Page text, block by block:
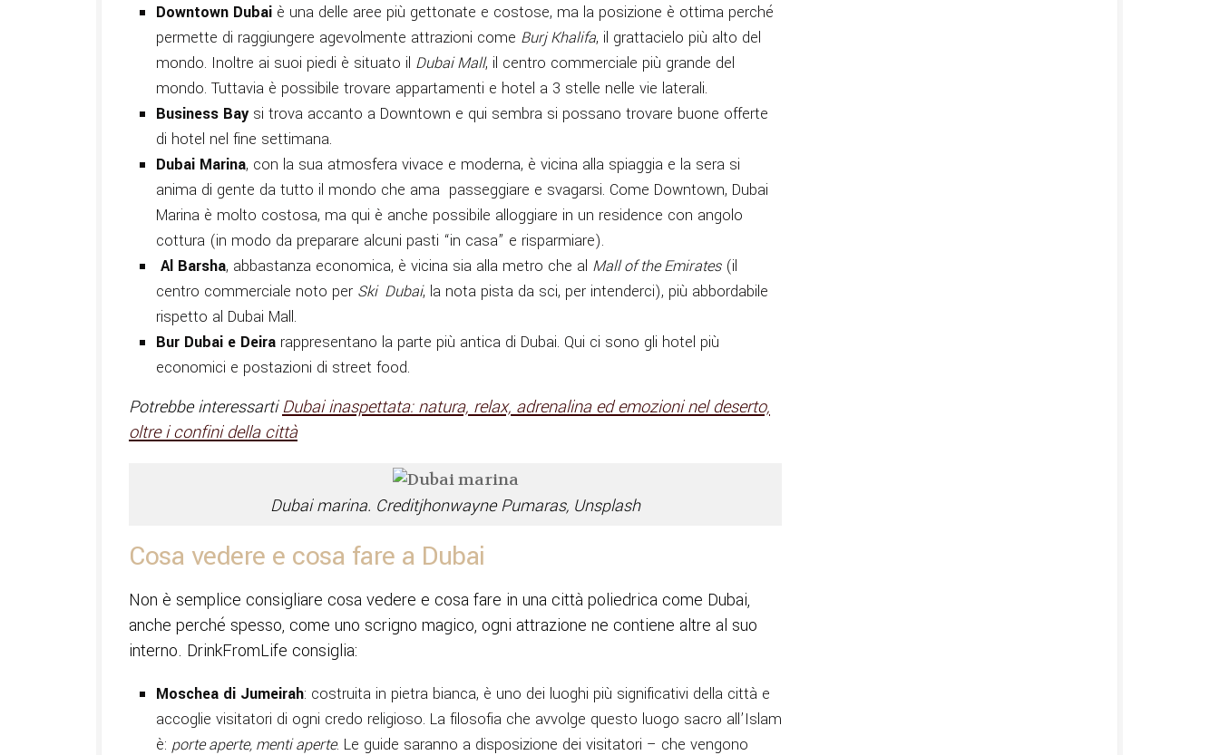
Downtown Dubai è una delle aree più gettonate e costose, ma la posizione è ottima perché
permette di raggiungere agevolmente attrazioni come Burj Khalifa, il grattacielo più alto del
mondo. Inoltre ai suoi piedi è situato il Dubai Mall, il centro commerciale più grande del
mondo. Tuttavia è possibile trovare appartamenti e hotel a 3 stelle nelle vie laterali.
Business Baysi trova accanto a Downtown e qui sembra si possano trovare buone offerte
di hotel nel fine settimana.
Dubai Marina, con la sua atmosfera vivace e moderna, è vicina alla spiaggia e la sera si
anima di gente da tutto il mondo che ama passeggiare e svagarsi. Come Downtown, Dubai
Marina è molto costosa, ma qui è anche possibile alloggiare in un residence con angolo
cottura (in modo da preparare alcuni pasti “in casa” e risparmiare).
Al Barsha, abbastanza economica, è vicina sia alla metro che al Mall of the Emirates(il
centro commerciale noto per Ski Dubai, la nota pista da sci, per intenderci), più abbordabile
rispetto al Dubai Mall.
Bur Dubai e Deira rappresentano la parte più antica di Dubai. Qui ci sono gli hotel più
economici e postazioni di street food.
Potrebbe interessartiDubai inaspettata: natura, relax, adrenalina ed emozioni nel deserto,
oltre i confini della città
Dubai marina. Creditjhonwayne Pumaras, Unsplash
Cosa vedere e cosa fare a Dubai
Non è semplice consigliare cosa vedere e cosa fare in una città poliedrica come Dubai,
anche perché spesso, come uno scrigno magico, ogni attrazione ne contiene altre al suo
interno. DrinkFromLife consiglia:
Moschea di Jumeirah: costruita in pietra bianca, è uno dei luoghi più significativi della città e
accoglie visitatori di ogni credo religioso. La filosofia che avvolge questo luogo sacro all’Islam
è: porte aperte, menti aperte. Le guide saranno a disposizione dei visitatori – che vengono